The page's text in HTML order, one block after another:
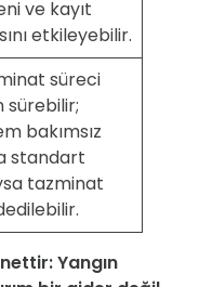
ve kayıt
etkileyebilir.
süreci
sürebilir;
bakımsız
standart
tazminat
Yangın